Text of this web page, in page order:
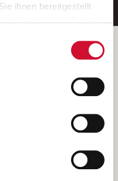
ihnen bereitgestellt
klicken, so stimmen
zu. Sie können
jederzeit widerrufen,
aufrufen und diese
Unterfranken